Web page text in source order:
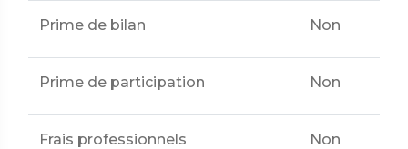
Prime de bilan Non
Prime de participation Non
Frais professionnels Non